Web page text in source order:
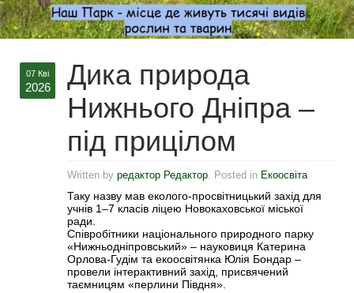
07 Кві
2026
Дика природа
Нижнього Дніпра –
під прицілом
Written by редактор Редактор . Posted in Екоосвіта
Таку назву мав еколого-просвітницький захід для
учнів 1–7 класів ліцею Новокаховської міської
ради.
Співробітники національного природного парку
«Нижньодніпровський» – науковиця Катерина
Орлова-Гудім та екоосвітянка Юлія Бондар –
провели інтерактивний захід, присвячений
таємницям «перлини Півдня».